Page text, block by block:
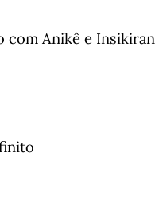
com Anikê e Insikiran